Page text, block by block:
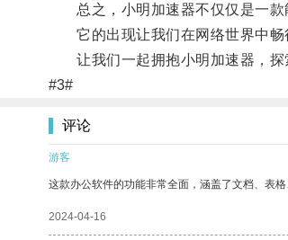
总之，小明加速器不仅仅是一款
它的出现让我们在网络世界中畅
让我们一起拥抱小明加速器，探
#3#
评论
游客
这款办公软件的功能非常全面，涵盖了文档、表
2024-04-16